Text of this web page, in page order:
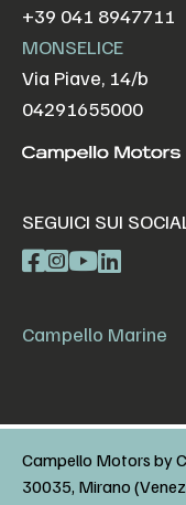
+39 041 8947711
MONSELICE
Via Piave, 14/b
04291655000
SEGUICI SUI
Campello Marine
Campello Motors by
30035, Mirano